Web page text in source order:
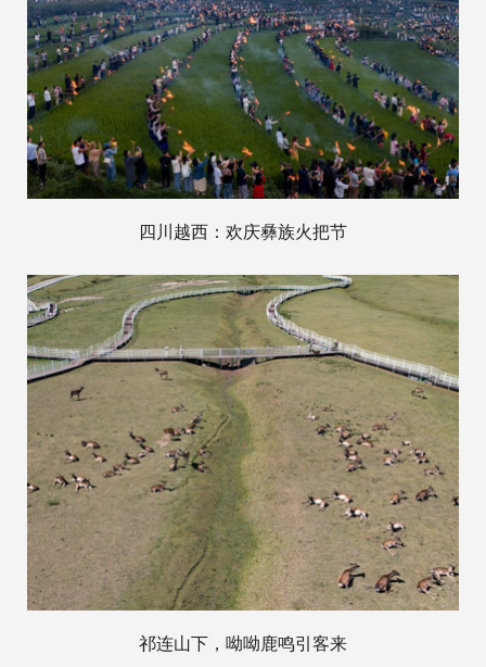
四川越西：欢庆彝族火把节
祁连山下，呦呦鹿鸣引客来